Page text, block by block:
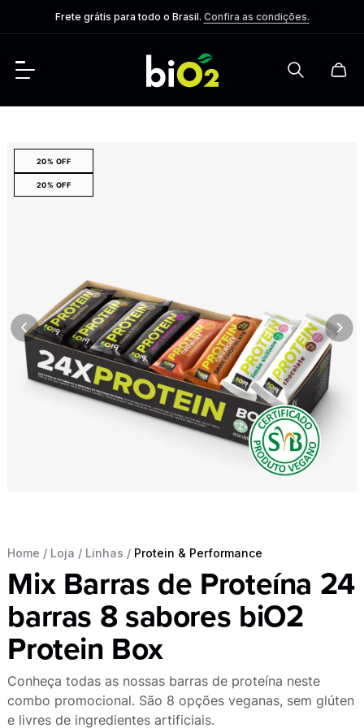
Frete grátis para todo o Brasil. Confira as condições.
20% OFF
20% OFF
Home / Loja / Linhas / Protein & Performance
Mix Barras de Proteína 24
barras 8 sabores biO2
Protein Box
Conheça todas as nossas barras de proteína neste
combo promocional. São 8 opções veganas, sem glúten
e livres de ingredientes artificiais.